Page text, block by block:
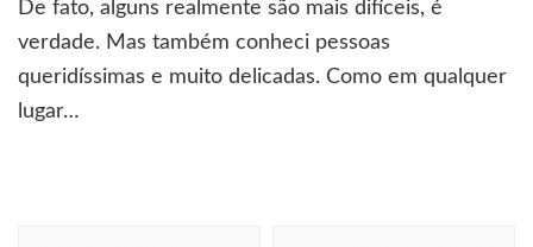
De fato, alguns realmente são mais difíceis, é
verdade. Mas também conheci pessoas
queridíssimas e muito delicadas. Como em qualquer
lugar…